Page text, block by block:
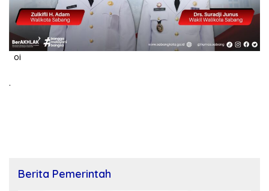
oi
.
Berita Pemerintah